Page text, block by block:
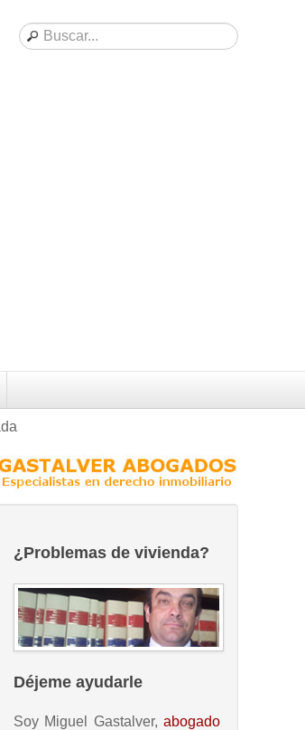
¿Problemas de vivienda?
Déjeme ayudarle
Soy Miguel Gastalver, abogado